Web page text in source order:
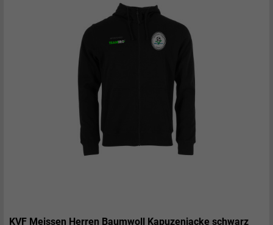
KVF Meissen Herren Baumwoll Kapuzenjacke schwarz